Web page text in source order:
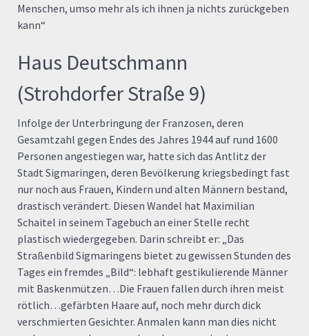
Menschen, umso mehr als ich ihnen ja nichts zurückgeben
kann“
Haus Deutschmann
(Strohdorfer Straße 9)
Infolge der Unterbringung der Franzosen, deren
Gesamtzahl gegen Endes des Jahres 1944 auf rund 1600
Personen angestiegen war, hatte sich das Antlitz der
Stadt Sigmaringen, deren Bevölkerung kriegsbedingt fast
nur noch aus Frauen, Kindern und alten Männern bestand,
drastisch verändert. Diesen Wandel hat Maximilian
Schaitel in seinem Tagebuch an einer Stelle recht
plastisch wiedergegeben. Darin schreibt er: „Das
Straßenbild Sigmaringens bietet zu gewissen Stunden des
Tages ein fremdes „Bild“: lebhaft gestikulierende Männer
mit Baskenmützen…Die Frauen fallen durch ihren meist
rötlich…gefärbten Haare auf, noch mehr durch dick
verschmierten Gesichter. Anmalen kann man dies nicht